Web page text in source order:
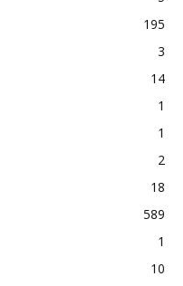
195
3
14
1
1
2
18
589
1
10